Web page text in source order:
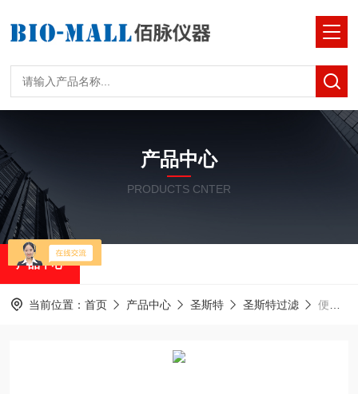
产品中心
PRODUCTS CNTER
产品中心
当前位置： 首页 产品中心 圣斯特 圣斯特过滤 便携式悬浮固形物SS真空过滤机